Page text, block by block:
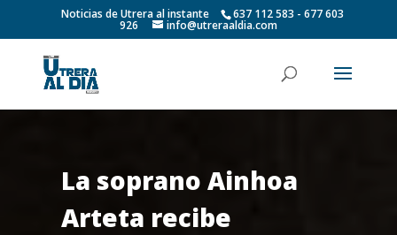
Noticias de Utrera al instante 637 112 583 - 677 603
926 info@utreraaldia.com
La soprano Ainhoa
Arteta recibe